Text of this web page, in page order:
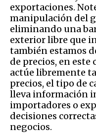
exportaciones.
manipulación del
eliminando una
exterior libre que
también estamos
de precios, en este
actúe libremente
precios, el tipo de
lleva información
importadores o
decisiones
negocios.